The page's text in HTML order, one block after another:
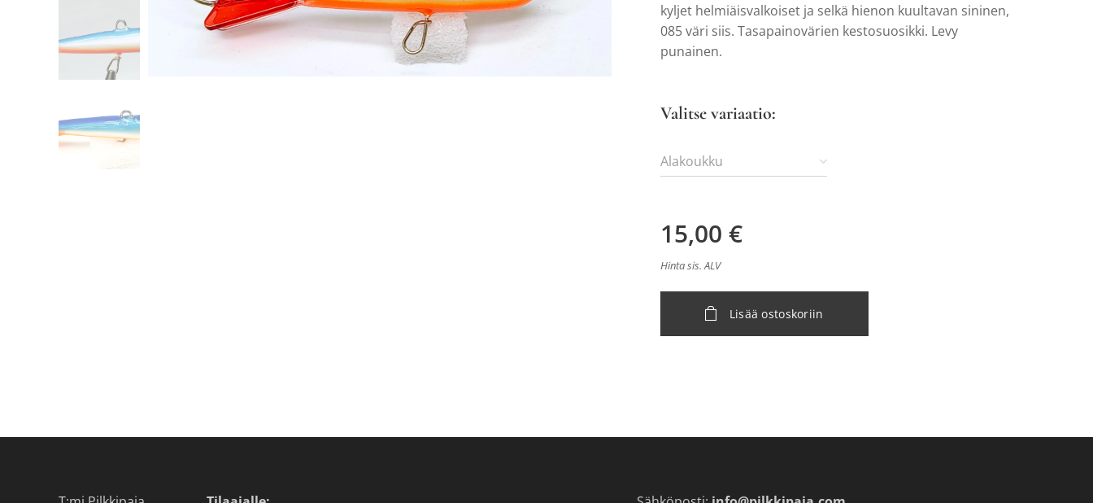
kyljet helmiäisvalkoiset ja selkä hienon kuultavan sininen,
085 väri siis. Tasapainovärien kestosuosikki. Levy
punainen.
Valitse variaatio:
Alakoukku
15,00 €
Hinta sis. ALV
Lisää ostoskoriin